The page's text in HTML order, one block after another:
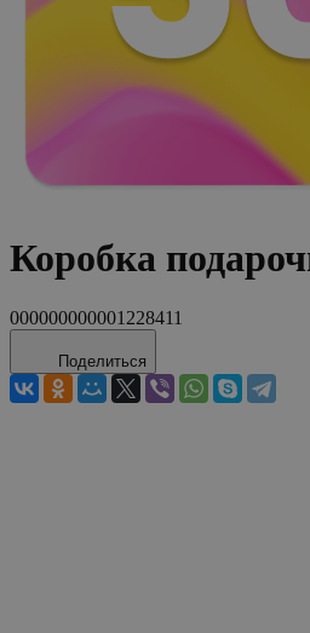
Коробка
000000000001228411
Поделиться